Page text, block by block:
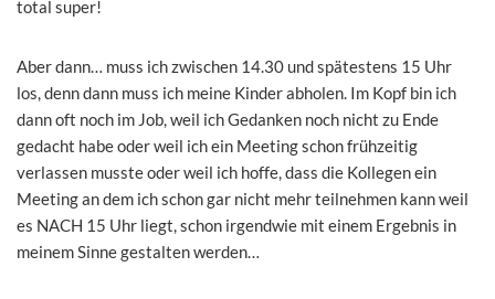
total super!
Aber dann… muss ich zwischen 14.30 und spätestens 15 Uhr
los, denn dann muss ich meine Kinder abholen. Im Kopf bin ich
dann oft noch im Job, weil ich Gedanken noch nicht zu Ende
gedacht habe oder weil ich ein Meeting schon frühzeitig
verlassen musste oder weil ich hoffe, dass die Kollegen ein
Meeting an dem ich schon gar nicht mehr teilnehmen kann weil
es NACH 15 Uhr liegt, schon irgendwie mit einem Ergebnis in
meinem Sinne gestalten werden…